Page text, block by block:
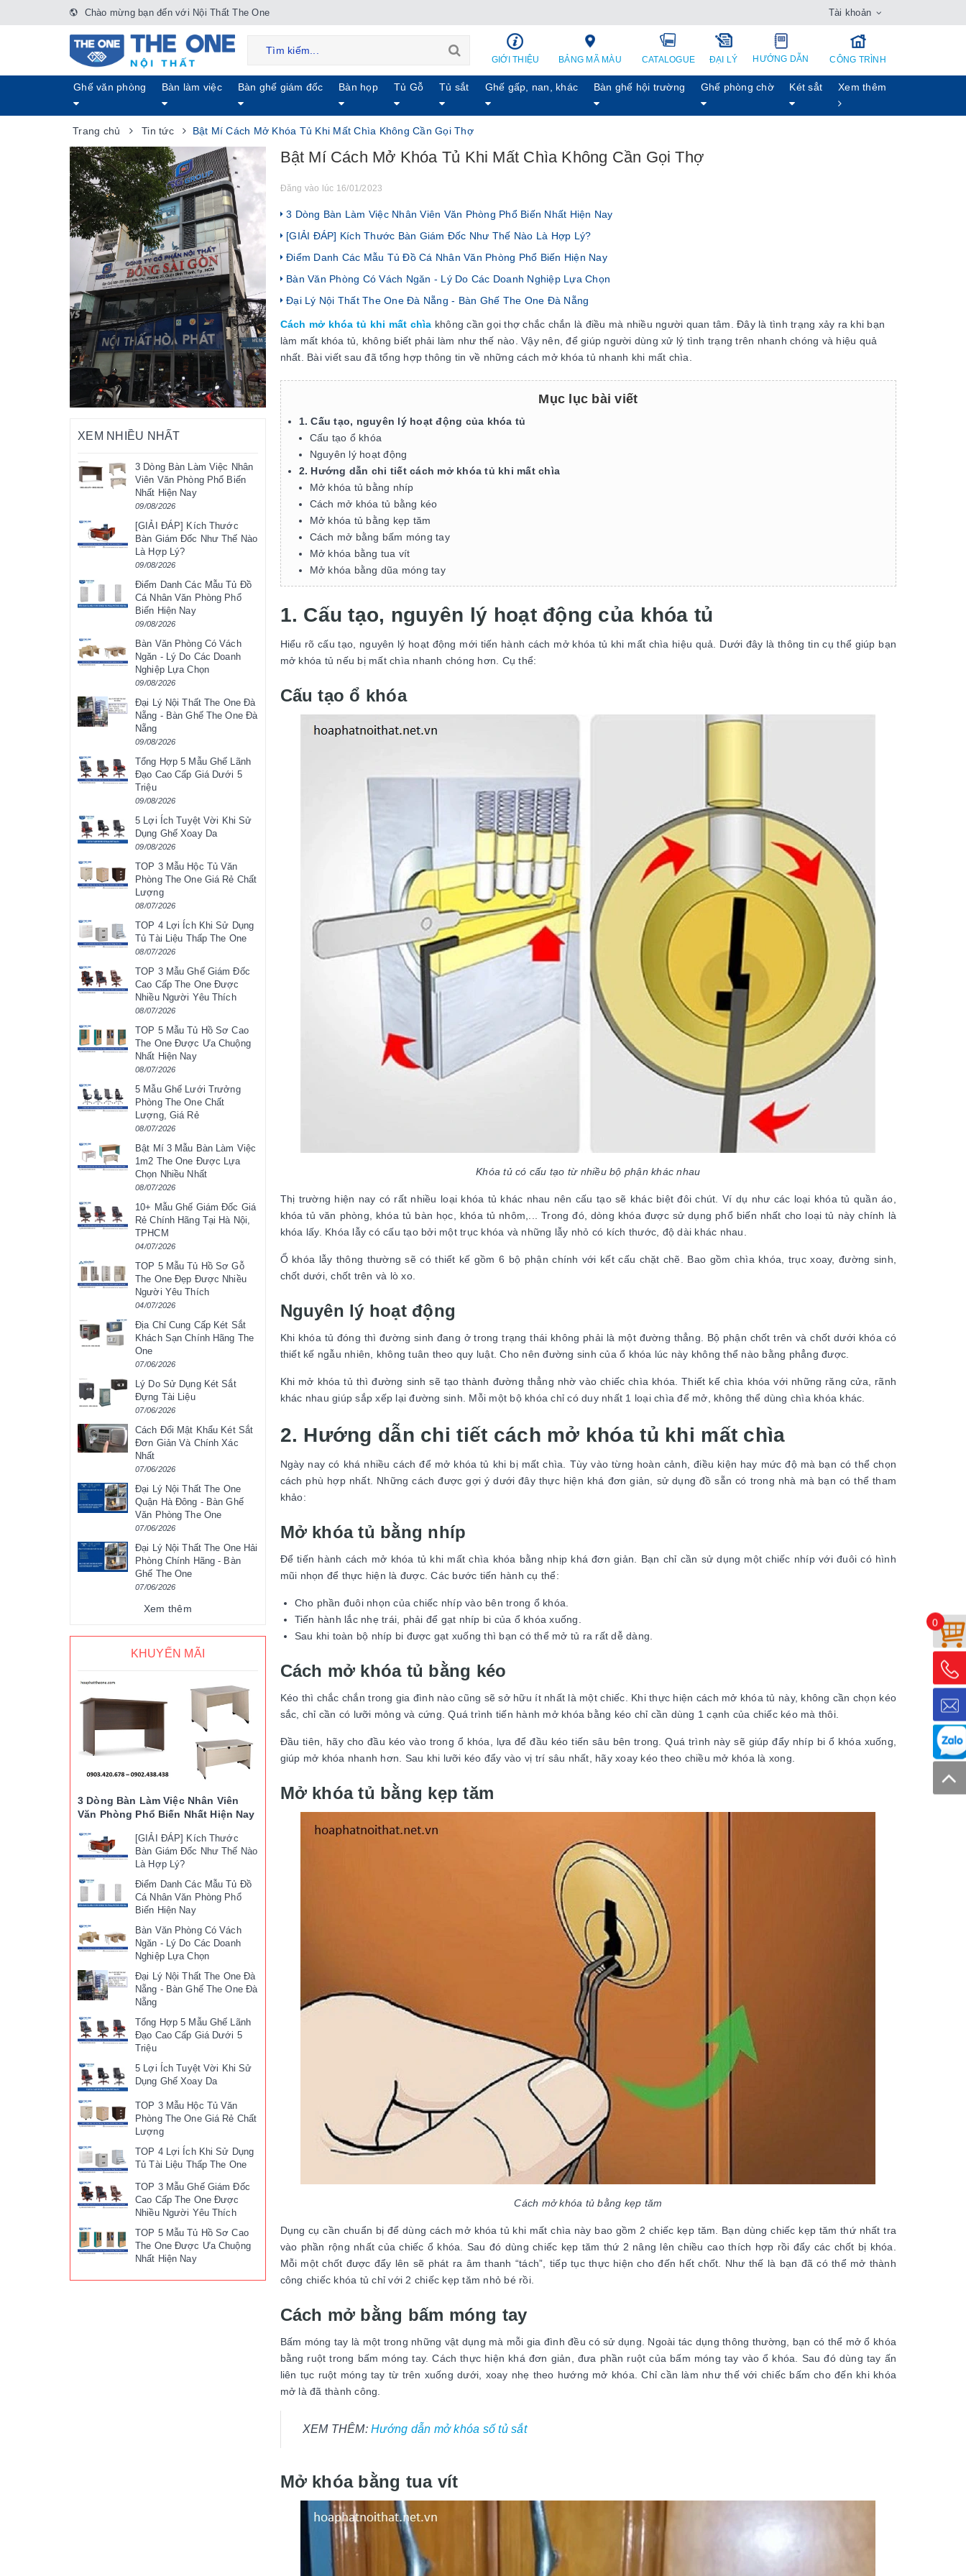
Chào mừng bạn đến với Nội Thất The One Tài khoản
GIỚI THIỆU BẢNG MÃ MÀU CATALOGUE ĐẠI LÝ HƯỚNG DẪN CÔNG TRÌNH
Ghế văn phòng Bàn làm việc Bàn ghế giám đốc Bàn họp Tủ Gỗ Tủ sắt Ghế gấp, nan, khác Bàn ghế hội trường Ghế phòng chờ Két sẳt Xem thêm
Trang chủ Tin tức Bật Mí Cách Mở Khóa Tủ Khi Mất Chìa Không Cần Gọi Thợ
Bật Mí Cách Mở Khóa Tủ Khi Mất Chìa Không Cần Gọi Thợ
Đăng vào lúc 16/01/2023
3 Dòng Bàn Làm Việc Nhân Viên Văn Phòng Phổ Biến Nhất Hiện Nay
[GIẢI ĐÁP] Kích Thước Bàn Giám Đốc Như Thế Nào Là Hợp Lý?
Điểm Danh Các Mẫu Tủ Đồ Cá Nhân Văn Phòng Phổ Biến Hiện Nay
Bàn Văn Phòng Có Vách Ngăn - Lý Do Các Doanh Nghiệp Lựa Chọn
Đại Lý Nội Thất The One Đà Nẵng - Bàn Ghế The One Đà Nẵng
Cách mở khóa tủ khi mất chìa không cần gọi thợ chắc chắn là điều mà nhiều người quan tâm. Đây là tình trạng xảy ra khi bạn
làm mất khóa tủ, không biết phải làm như thế nào. Vậy nên, để giúp người dùng xử lý tình trạng trên nhanh chóng và hiệu quả
nhất. Bài viết sau đã tổng hợp thông tin về những cách mở khóa tủ nhanh khi mất chìa.
Mục lục bài viết
1. Cấu tạo, nguyên lý hoạt động của khóa tủ
Cấu tạo ổ khóa
Nguyên lý hoạt động
2. Hướng dẫn chi tiết cách mở khóa tủ khi mất chìa
Mở khóa tủ bằng nhíp
Cách mở khóa tủ bằng kéo
Mở khóa tủ bằng kẹp tăm
Cách mở bằng bấm móng tay
Mở khóa bằng tua vít
Mở khóa bằng dũa móng tay
1. Cấu tạo, nguyên lý hoạt động của khóa tủ
Hiểu rõ cấu tạo, nguyên lý hoạt động mới tiến hành cách mở khóa tủ khi mất chìa hiệu quả. Dưới đây là thông tin cụ thể giúp bạn
mở khóa tủ nếu bị mất chìa nhanh chóng hơn. Cụ thể:
Cấu tạo ổ khóa
Khóa tủ có cấu tạo từ nhiều bộ phận khác nhau
Thị trường hiện nay có rất nhiều loại khóa tủ khác nhau nên cấu tạo sẽ khác biệt đôi chút. Ví dụ như các loại khóa tủ quần áo,
khóa tủ văn phòng, khóa tủ bàn học, khóa tủ nhôm,... Trong đó, dòng khóa được sử dụng phổ biến nhất cho loại tủ này chính là
khóa lấy. Khóa lẫy có cấu tạo bởi một trục khóa và những lẫy nhỏ có kích thước, độ dài khác nhau.
Ổ khóa lẫy thông thường sẽ có thiết kế gồm 6 bộ phận chính với kết cấu chặt chẽ. Bao gồm chìa khóa, trục xoay, đường sinh,
chốt dưới, chốt trên và lò xo.
Nguyên lý hoạt động
Khi khóa tủ đóng thì đường sinh đang ở trong trạng thái không phải là một đường thẳng. Bộ phận chốt trên và chốt dưới khóa có
thiết kế ngẫu nhiên, không tuân theo quy luật. Cho nên đường sinh của ổ khóa lúc này không thể nào bằng phẳng được.
Khi mở khóa tủ thì đường sinh sẽ tạo thành đường thẳng nhờ vào chiếc chìa khóa. Thiết kế chìa khóa với những răng cửa, rãnh
khác nhau giúp sắp xếp lại đường sinh. Mỗi một bộ khóa chỉ có duy nhất 1 loại chìa để mở, không thể dùng chìa khóa khác.
2. Hướng dẫn chi tiết cách mở khóa tủ khi mất chìa
Ngày nay có khá nhiều cách để mở khóa tủ khi bị mất chìa. Tùy vào từng hoàn cảnh, điều kiện hay mức độ mà bạn có thể chọn
cách phù hợp nhất. Những cách được gợi ý dưới đây thực hiện khá đơn giản, sử dụng đồ sẵn có trong nhà mà bạn có thể tham
khảo:
Mở khóa tủ bằng nhíp
Để tiến hành cách mở khóa tủ khi mất chìa khóa bằng nhịp khá đơn giản. Bạn chỉ cần sử dụng một chiếc nhíp với đuôi có hình
mũi nhọn để thực hiện là được. Các bước tiến hành cụ thể:
Cho phần đuôi nhọn của chiếc nhíp vào bên trong ổ khóa.
Tiến hành lắc nhẹ trái, phải để gạt nhíp bi của ổ khóa xuống.
Sau khi toàn bộ nhíp bi được gạt xuống thì bạn có thể mở tủ ra rất dễ dàng.
Cách mở khóa tủ bằng kéo
Kéo thì chắc chắn trong gia đình nào cũng sẽ sở hữu ít nhất là một chiếc. Khi thực hiện cách mở khóa tủ này, không cần chọn kéo
sắc, chỉ cần có lưỡi mỏng và cứng. Quá trình tiến hành mở khóa bằng kéo chỉ cần dùng 1 cạnh của chiếc kéo mà thôi.
Đầu tiên, hãy cho đầu kéo vào trong ổ khóa, lựa để đầu kéo tiến sâu bên trong. Quá trình này sẽ giúp đẩy nhíp bi ổ khóa xuống,
giúp mở khóa nhanh hơn. Sau khi lưỡi kéo đẩy vào vị trí sâu nhất, hãy xoay kéo theo chiều mở khóa là xong.
Mở khóa tủ bằng kẹp tăm
Cách mở khóa tủ bằng kẹp tăm
Dụng cụ cần chuẩn bị để dùng cách mở khóa tủ khi mất chìa này bao gồm 2 chiếc kẹp tăm. Bạn dùng chiếc kẹp tăm thứ nhất tra
vào phần rộng nhất của chiếc ổ khóa. Sau đó dùng chiếc kẹp tăm thứ 2 nâng lên chiều cao thích hợp rồi đẩy các chốt bị khóa.
Mỗi một chốt được đẩy lên sẽ phát ra âm thanh “tách”, tiếp tục thực hiện cho đến hết chốt. Như thế là bạn đã có thể mở thành
công chiếc khóa tủ chỉ với 2 chiếc kẹp tăm nhỏ bé rồi.
Cách mở bằng bấm móng tay
Bấm móng tay là một trong những vật dụng mà mỗi gia đình đều có sử dụng. Ngoài tác dụng thông thường, bạn có thể mở ổ khóa
bằng ruột trong bấm móng tay. Cách thực hiện khá đơn giản, đưa phần ruột của bấm móng tay vào ổ khóa. Sau đó dùng tay ấn
liên tục ruột móng tay từ trên xuống dưới, xoay nhẹ theo hướng mở khóa. Chỉ cần làm như thế với chiếc bấm cho đến khi khóa
mở là đã thành công.
XEM THÊM: Hướng dẫn mở khóa số tủ sắt
Mở khóa bằng tua vít
XEM NHIỀU NHẤT
3 Dòng Bàn Làm Việc Nhân
Viên Văn Phòng Phổ Biến
Nhất Hiện Nay
09/08/2026
[GIẢI ĐÁP] Kích Thước
Bàn Giám Đốc Như Thế Nào
Là Hợp Lý?
09/08/2026
Điểm Danh Các Mẫu Tủ Đồ
Cá Nhân Văn Phòng Phổ
Biến Hiện Nay
09/08/2026
Bàn Văn Phòng Có Vách
Ngăn - Lý Do Các Doanh
Nghiệp Lựa Chọn
09/08/2026
Đại Lý Nội Thất The One Đà
Nẵng - Bàn Ghế The One Đà
Nẵng
09/08/2026
Tổng Hợp 5 Mẫu Ghế Lãnh
Đạo Cao Cấp Giá Dưới 5
Triệu
09/08/2026
5 Lợi Ích Tuyệt Vời Khi Sử
Dụng Ghế Xoay Da
09/08/2026
TOP 3 Mẫu Hộc Tủ Văn
Phòng The One Giá Rẻ Chất
Lượng
08/07/2026
TOP 4 Lợi Ích Khi Sử Dụng
Tủ Tài Liệu Thấp The One
08/07/2026
TOP 3 Mẫu Ghế Giám Đốc
Cao Cấp The One Được
Nhiều Người Yêu Thích
08/07/2026
TOP 5 Mẫu Tủ Hồ Sơ Cao
The One Được Ưa Chuộng
Nhất Hiện Nay
08/07/2026
5 Mẫu Ghế Lưới Trưởng
Phòng The One Chất
Lượng, Giá Rẻ
08/07/2026
Bật Mí 3 Mẫu Bàn Làm Việc
1m2 The One Được Lựa
Chọn Nhiều Nhất
08/07/2026
10+ Mẫu Ghế Giám Đốc Giá
Rẻ Chính Hãng Tại Hà Nội,
TPHCM
04/07/2026
TOP 5 Mẫu Tủ Hồ Sơ Gỗ
The One Đẹp Được Nhiều
Người Yêu Thích
04/07/2026
Địa Chỉ Cung Cấp Két Sắt
Khách Sạn Chính Hãng The
One
07/06/2026
Lý Do Sử Dụng Két Sắt
Đựng Tài Liệu
07/06/2026
Cách Đổi Mật Khẩu Két Sắt
Đơn Giản Và Chính Xác
Nhất
07/06/2026
Đại Lý Nội Thất The One
Quận Hà Đông - Bàn Ghế
Văn Phòng The One
07/06/2026
Đại Lý Nội Thất The One Hải
Phòng Chính Hãng - Bàn
Ghế The One
07/06/2026
Xem thêm
KHUYẾN MÃI
3 Dòng Bàn Làm Việc Nhân Viên
Văn Phòng Phổ Biến Nhất Hiện Nay
[GIẢI ĐÁP] Kích Thước
Bàn Giám Đốc Như Thế Nào
Là Hợp Lý?
Điểm Danh Các Mẫu Tủ Đồ
Cá Nhân Văn Phòng Phổ
Biến Hiện Nay
Bàn Văn Phòng Có Vách
Ngăn - Lý Do Các Doanh
Nghiệp Lựa Chọn
Đại Lý Nội Thất The One Đà
Nẵng - Bàn Ghế The One Đà
Nẵng
Tổng Hợp 5 Mẫu Ghế Lãnh
Đạo Cao Cấp Giá Dưới 5
Triệu
5 Lợi Ích Tuyệt Vời Khi Sử
Dụng Ghế Xoay Da
TOP 3 Mẫu Hộc Tủ Văn
Phòng The One Giá Rẻ Chất
Lượng
TOP 4 Lợi Ích Khi Sử Dụng
Tủ Tài Liệu Thấp The One
TOP 3 Mẫu Ghế Giám Đốc
Cao Cấp The One Được
Nhiều Người Yêu Thích
TOP 5 Mẫu Tủ Hồ Sơ Cao
The One Được Ưa Chuộng
Nhất Hiện Nay
0